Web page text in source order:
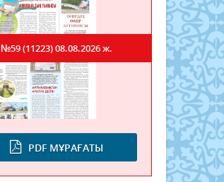
PDF МҰРАҒАТЫ
№59 (11223)08.08.2026 ж.